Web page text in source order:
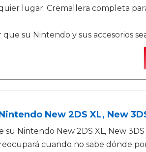
lugar. Cremallera completa
su Nintendo y sus accesorios
New 2DS XL, New
Nintendo New 2DS XL, New 3DS
cuando no sabe dónde